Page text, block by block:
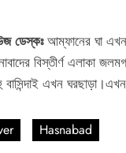
ডেস্কঃআম্ফানের ঘা
বিস্তীর্ণ এলাকা
এখন ঘরছাড়া।এখন
Hasnabad